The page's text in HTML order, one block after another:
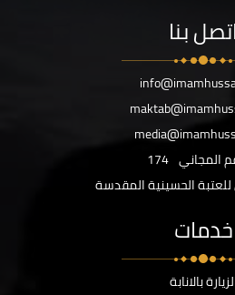
اتصل بنا
المجاني 174
الحسينية المقدسة
خدمات
بالانابة